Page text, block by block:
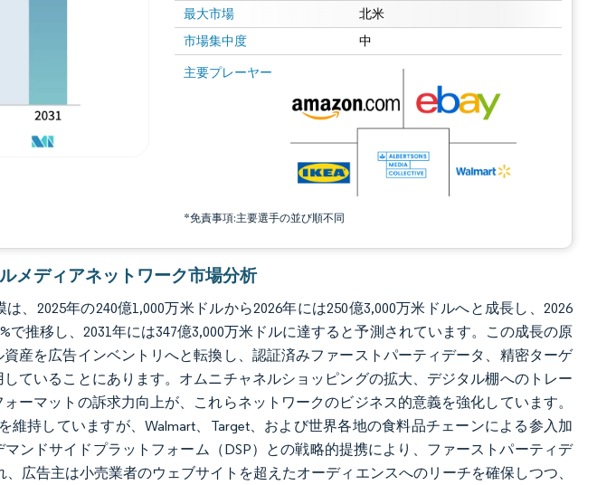
最大市場 北米
市場集中度 中
主要プレーヤー
*免責事項:主要選手の並び順不同
画像 © Mordor Intelligence。再利用にはCC BY 4.0の表示が必要です。
メディアネットワーク市場分析
、2025年の240億1,000万米ドルから2026年には250億3,000万米ドルへと成長し、2026
で推移し、2031年には347億3,000万米ドルに達すると予測されています。この成長の原
産を広告インベントリへと転換し、認証済みファーストパーティデータ、精密ターゲ
ていることにあります。オムニチャネルショッピングの拡大、デジタル棚へのトレー
ーマットの訴求力向上が、これらネットワークのビジネス的意義を強化しています。
維持していますが、Walmart、Target、および世界各地の食料品チェーンによる参入加
ンドサイドプラットフォーム（DSP）との戦略的提携により、ファーストパーティデ
広告主は小売業者のウェブサイトを超えたオーディエンスへのリーチを確保しつつ、